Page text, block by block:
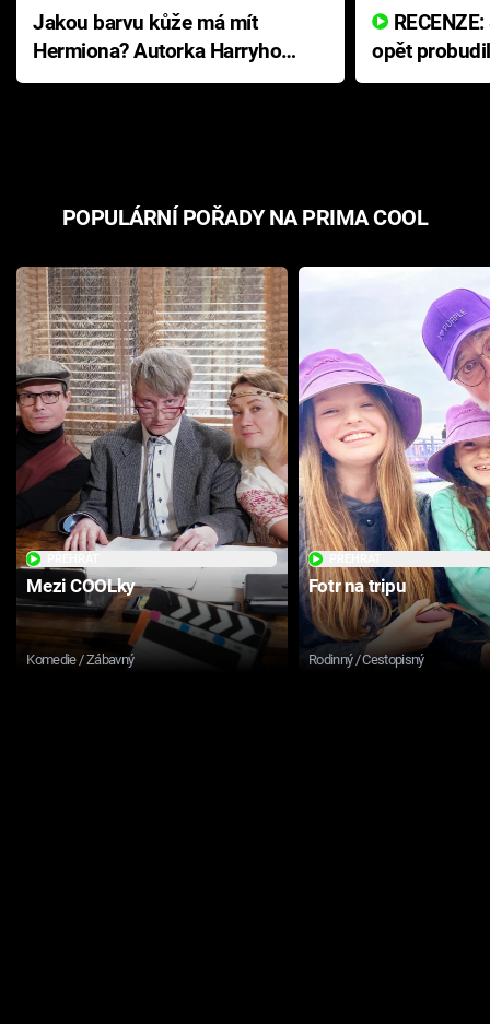
Jakou barvu kůže má mít
Hermiona? Autorka Harryho
Pottera přišla s ráznou
opět
přichází s
POPULÁRNÍ POŘADY NA PRIMA COOL
Mezi COOLky
Komedie / Zábavný
Fotr na tripu
Rodinný / Cestopisný